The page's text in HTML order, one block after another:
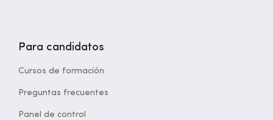
Para candidatos
Cursos de formación
Preguntas frecuentes
Panel de control